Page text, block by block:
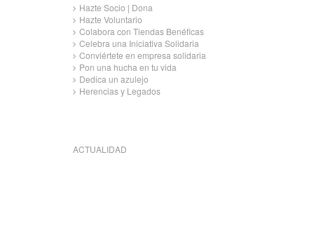
Hazte Socio | Dona
Hazte Voluntario
Colabora con Tiendas Benéficas
Celebra una Iniciativa Solidaria
Conviértete en empresa solidaria
Pon una hucha en tu vida
Dedica un azulejo
Herencias y Legados
ACTUALIDAD